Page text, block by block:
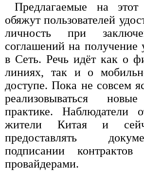
Предлагаемые на этот
обяжут пользователей
личность при
соглашений на получение
в Сеть. Речь идёт как о
линиях, так и о
доступе. Пока не совсем
реализовываться
практике. Наблюдатели
жители Китая и
предоставлять
подписании
провайдерами.